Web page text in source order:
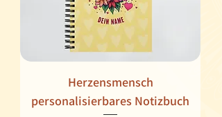
Herzensmensch
personalisierbares Notizbuch